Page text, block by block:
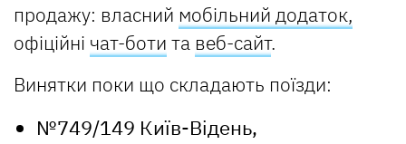
продажу: власний мобільний додаток,
офіційні чат-боти та веб-сайт.
Винятки поки що складають поїзди:
№749/149 Київ-Відень,